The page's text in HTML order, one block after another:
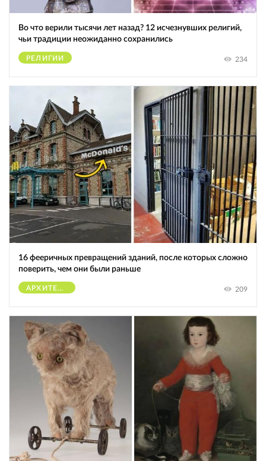
Во что верили тысячи лет назад? 12 исчезнувших религий,
чьи традиции неожиданно сохранились
РЕЛИГИИ 234
16 фееричных превращений зданий, после которых сложно
поверить, чем они были раньше
АРХИТЕКТУРА 209